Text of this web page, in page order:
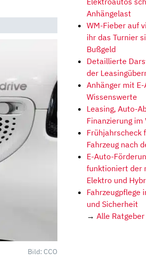
Bild: CCO
Anhängelast
WM-Fieber auf
ihr das Turnier
Bußgeld
Detaillierte
der
Anhänger mit
Wissenswerte
Leasing, Auto-
Finanzierung im
Frühjahrscheck
Fahrzeug nach
E-Auto-
funktioniert der
Elektro und
Fahrzeugpflege
und Sicherheit
→ Alle Ratgeber